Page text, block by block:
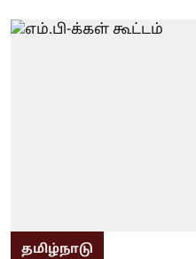
தமிழ்நாடு